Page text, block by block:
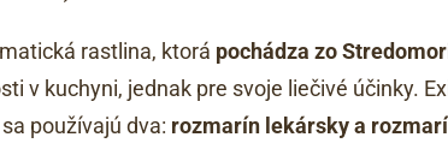
rastlina, ktorá pochádza zo
v kuchyni, jednak pre svoje liečivé účinky.
používajú dva: rozmarín lekársky a